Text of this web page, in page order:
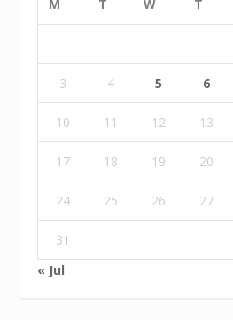
M T W T
3 4 5 6
10 11 12 13
17 18 19 20
24 25 26 27
31
« Jul